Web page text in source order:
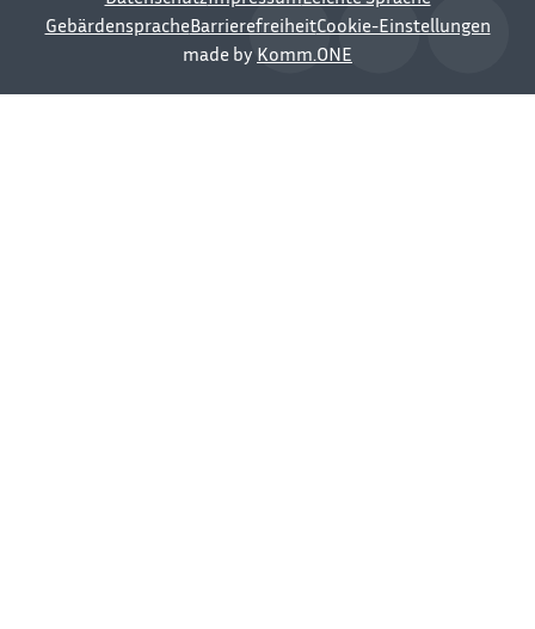
GebärdenspracheBarrierefreiheitCookie-Einstellungen
made by Komm.ONE